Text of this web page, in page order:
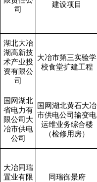
司
建设项目
湖北大冶
湖高新技
术产业投
资有限公
司
大冶市第三实验学
校食堂扩建工程
国网湖北
省电力有
限公司大
冶市供电
公司
国网湖北黄石大冶
市供电公司输变电
运维业务综合楼
（检修用房）
大冶同瑞
置业有限
同瑞御景府